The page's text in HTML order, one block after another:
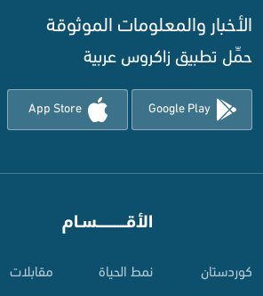
الأخبار والمعلومات الموثوقة‌
حمِّل تطبيق زاكروس عربية
Google Play
App Store
کوردستان
الأقـــــــــــسـام
نمط الحياة مقابلات